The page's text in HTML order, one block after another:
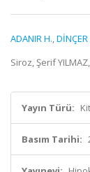
ADANIR H.,DİNÇER
Siroz, Şerif
Yayın Türü:
Basım Tarihi: